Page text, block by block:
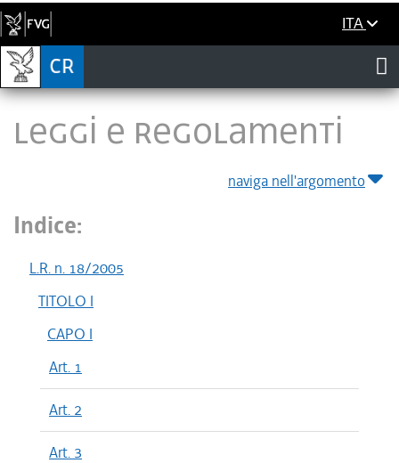
ITA
LEGGI E REGOLAMENTI
naviga nell'argomento
Indice:
L.R. n. 18/2005
TITOLO I
CAPO I
Art. 1
Art. 2
Art. 3